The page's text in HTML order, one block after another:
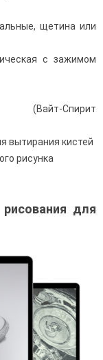
щетина или
с зажимом
Спирит
вытирания кистей
рисунка
для